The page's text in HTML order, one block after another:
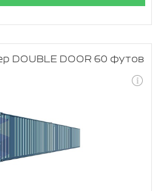
DOUBLE DOOR 60 футов